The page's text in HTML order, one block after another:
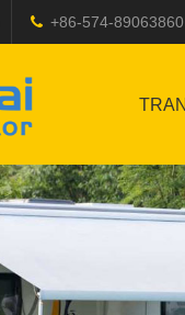
+86-574-89063860